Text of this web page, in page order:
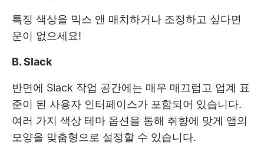
특정 색상을 믹스 앤 매치하거나 조정하고 싶다면
운이 없으세요!
B. Slack
반면에 Slack 작업 공간에는 매우 매끄럽고 업계 표
준이 된 사용자 인터페이스가 포함되어 있습니다.
여러 가지 색상 테마 옵션을 통해 취향에 맞게 앱의
모양을 맞춤형으로 설정할 수 있습니다.